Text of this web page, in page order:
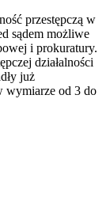
przestępczą w
sądem możliwe
i prokuratury.
działalności
już
wymiarze od 3 do